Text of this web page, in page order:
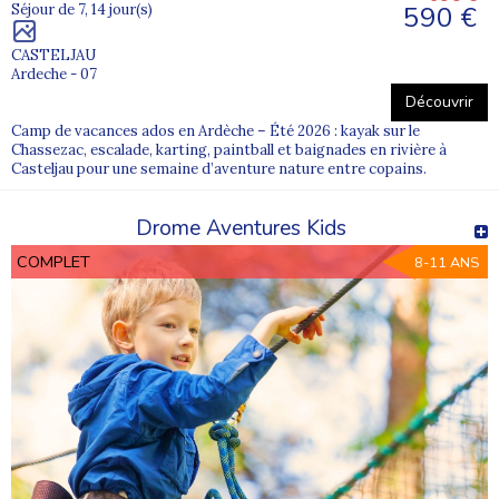
Séjour de 7, 14 jour(s)
CASTELJAU
Ardeche - 07
590 €
Découvrir
Camp de vacances ados en Ardèche – Été 2026 : kayak sur le
Chassezac, escalade, karting, paintball et baignades en rivière à
Casteljau pour une semaine d’aventure nature entre copains.
Drome Aventures Kids
COMPLET 8-11 ANS